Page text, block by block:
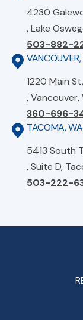
4230
, Lake
503-882-
1220 Main
,
360-696-
TACOMA,
5413 South
, Suite D,
503-222-